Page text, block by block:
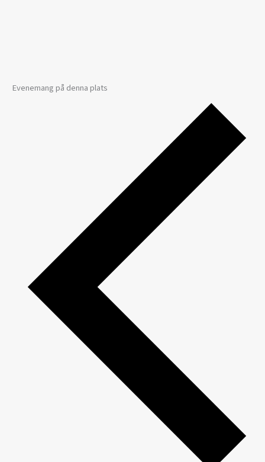
Evenemang på denna plats